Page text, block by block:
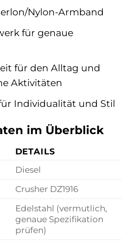
Nylon-Armband
für genaue
für den Alltag und
Aktivitäten
Individualität und Stil
im Überblick
DETAILS
Diesel
Crusher DZ1916
Edelstahl (vermutlich,
genaue Spezifikation
prüfen)